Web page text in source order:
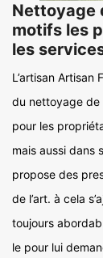
Nettoyage
motifs les
les
L’artisan
du nettoyage de
pour les
mais aussi dans
propose des
de l’art. à cela
toujours
le pour lui